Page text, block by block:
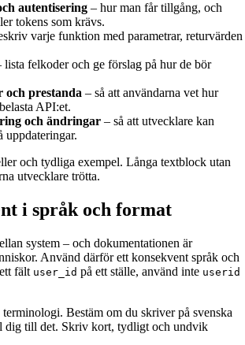
autentisering – hur man får tillgång, och
tokens som krävs.
varje funktion med parametrar, returvärden
lista felkoder och ge förslag på hur de bör
och prestanda – så att användarna vet hur
API:et.
och ändringar – så att utvecklare kan
uppdateringar.
och tydliga exempel. Långa textblock utan
utvecklare trötta.
i språk och format
system – och dokumentationen är
Använd därför ett konsekvent språk och
fält user_id på ett ställe, använd inte userid
Bestäm om du skriver på svenska
dig till det. Skriv kort, tydligt och undvik